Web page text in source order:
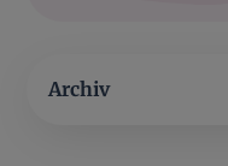
Archiv